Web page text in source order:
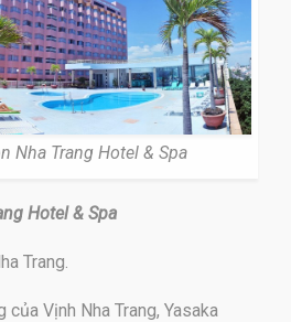
Nha Trang Hotel & Spa
Hotel & Spa
Trang.
Vịnh Nha Trang, Yasaka